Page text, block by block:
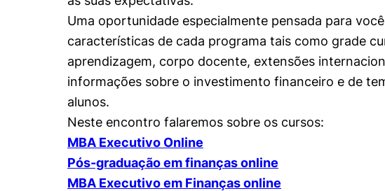
Conhecimento
Hub de Inovação e
Empreendedorismo
Women in Action
Trabalhe conosco
Sala de Imprensa
Repositório Institucional
Pesquisa na Graduação
Seminários Acadêmicos
Comitê de Ética em
Pesquisa
Instagram
Linkedin
Uma oportunidade especialmente pensada para
características de cada programa tais como grade
aprendizagem, corpo docente, extensões
informações sobre o investimento financeiro e de
alunos.
Neste encontro falaremos sobre os cursos:
MBA Executivo Online
Pós-graduação em finanças online
MBA Executivo em Finanças online